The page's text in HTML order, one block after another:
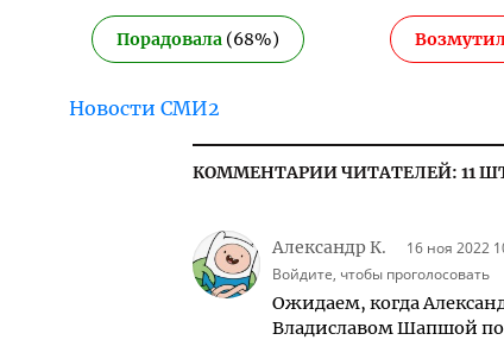
Порадовала(68%)
Новости СМИ2
КОММЕНТАРИИ ЧИТАТЕЛЕЙ: 11
Александр К.
16 ноя 2022
Войдите, чтобы проголосовать
Ожидаем, когда
Владиславом Шапшой по